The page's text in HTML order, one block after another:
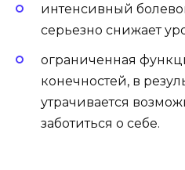
интенсивный
серьезно снижает
ограниченная
конечностей, в
утрачивается
заботиться о себе.